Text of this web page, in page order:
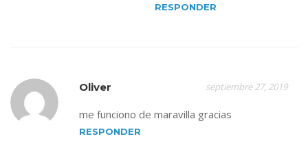
RESPONDER
Oliver septiembre 27, 2019
me funciono de maravilla gracias
RESPONDER